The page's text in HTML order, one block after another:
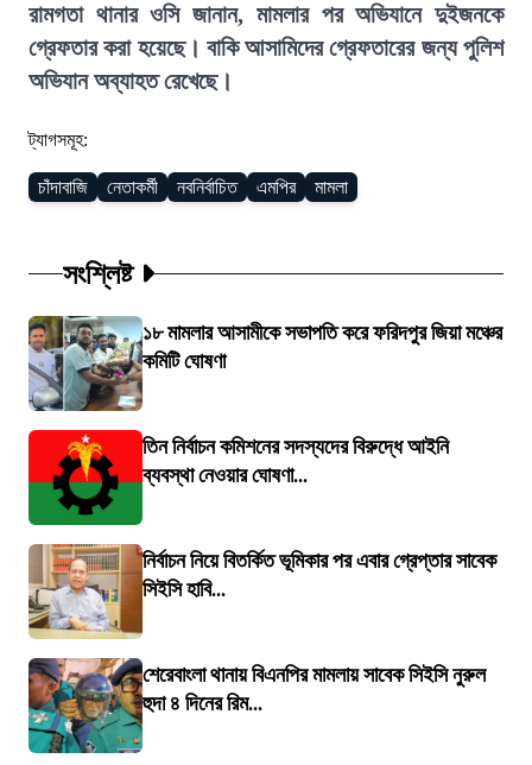
রামগতা থানার ওসি জানান, মামলার পর অভিযানে দুইজনকে
গ্রেফতার করা হয়েছে। বাকি আসামিদের গ্রেফতারের জন্য পুলিশ
অভিযান অব্যাহত রেখেছে।
ট্যাগসমূহ:
চাঁদাবাজি নেতাকর্মী নবনির্বাচিত এমপির মামলা
সংশ্লিষ্ট
১৮ মামলার আসামীকে সভাপতি করে ফরিদপুর জিয়া মঞ্চের
কমিটি ঘোষণা
তিন নির্বাচন কমিশনের সদস্যদের বিরুদ্ধে আইনি
ব্যবস্থা নেওয়ার ঘোষণা...
নির্বাচন নিয়ে বিতর্কিত ভূমিকার পর এবার গ্রেপ্তার সাবেক
সিইসি হাবি...
শেরেবাংলা থানায় বিএনপির মামলায় সাবেক সিইসি নুরুল
হুদা ৪ দিনের রিম...